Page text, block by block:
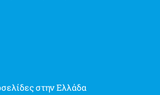
στην Ελλάδα